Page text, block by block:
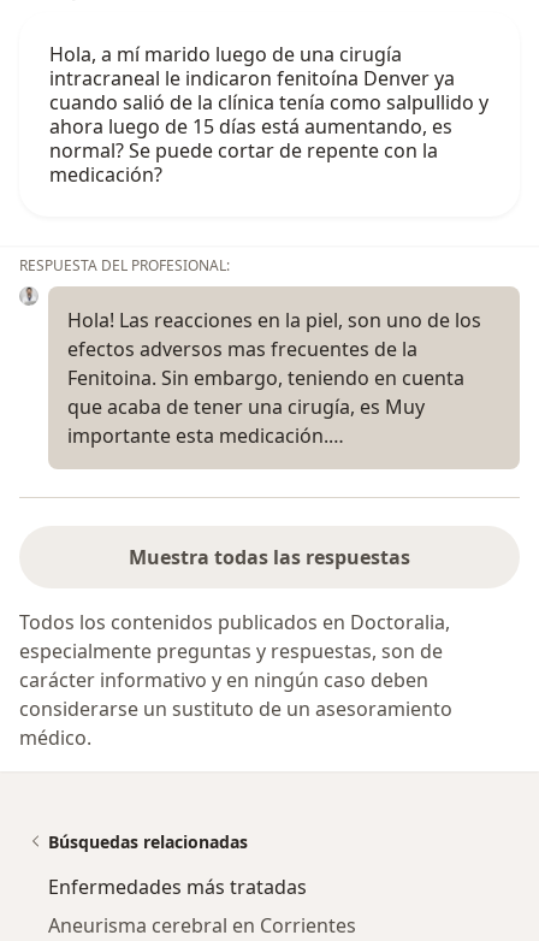
Hola, a mí marido luego de una cirugía
intracraneal le indicaron fenitoína Denver ya
cuando salió de la clínica tenía como salpullido y
ahora luego de 15 días está aumentando, es
normal? Se puede cortar de repente con la
medicación?
RESPUESTA DEL PROFESIONAL:
Hola! Las reacciones en la piel, son uno de los
efectos adversos mas frecuentes de la
Fenitoina. Sin embargo, teniendo en cuenta
que acaba de tener una cirugía, es Muy
importante esta medicación.…
Muestra todas las respuestas
Todos los contenidos publicados en Doctoralia,
especialmente preguntas y respuestas, son de
carácter informativo y en ningún caso deben
considerarse un sustituto de un asesoramiento
médico.
Búsquedas relacionadas
Enfermedades más tratadas
Aneurisma cerebral en Corrientes